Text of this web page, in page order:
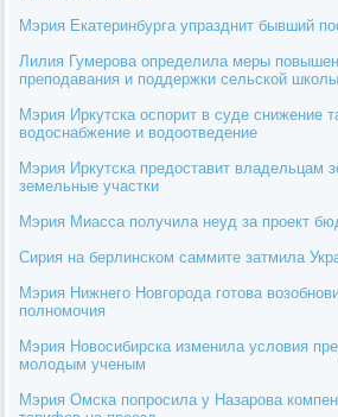
Мэрия Екатеринбурга упразднит бывший
Лилия Гумерова определила меры
преподавания и поддержки сельской школы
Мэрия Иркутска оспорит в суде снижение
водоснабжение и водоотведение
Мэрия Иркутска предоставит владельцам
земельные участки
Мэрия Миасса получила неуд за проект
Сирия на берлинском саммите затмила
Мэрия Нижнего Новгорода готова
полномочия
Мэрия Новосибирска изменила условия
молодым ученым
Мэрия Омска попросила у Назарова